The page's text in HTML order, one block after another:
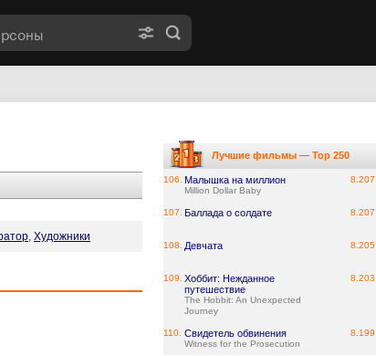
, Художники
Лучшие фильмы — Top 250
106. Малышка на миллион
Million Dollar Baby
8.207
107. Баллада о солдате 8.207
108. Девчата 8.205
109. Хоббит: Нежданное
путешествие
The Hobbit: An Unexpected
Journey
8.203
110. Свидетель обвинения
Witness for the Prosecution
8.199